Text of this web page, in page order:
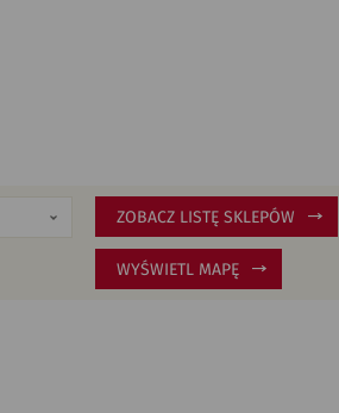
ZOBACZ LISTĘ SKLEPÓW
WYŚWIETL MAPĘ